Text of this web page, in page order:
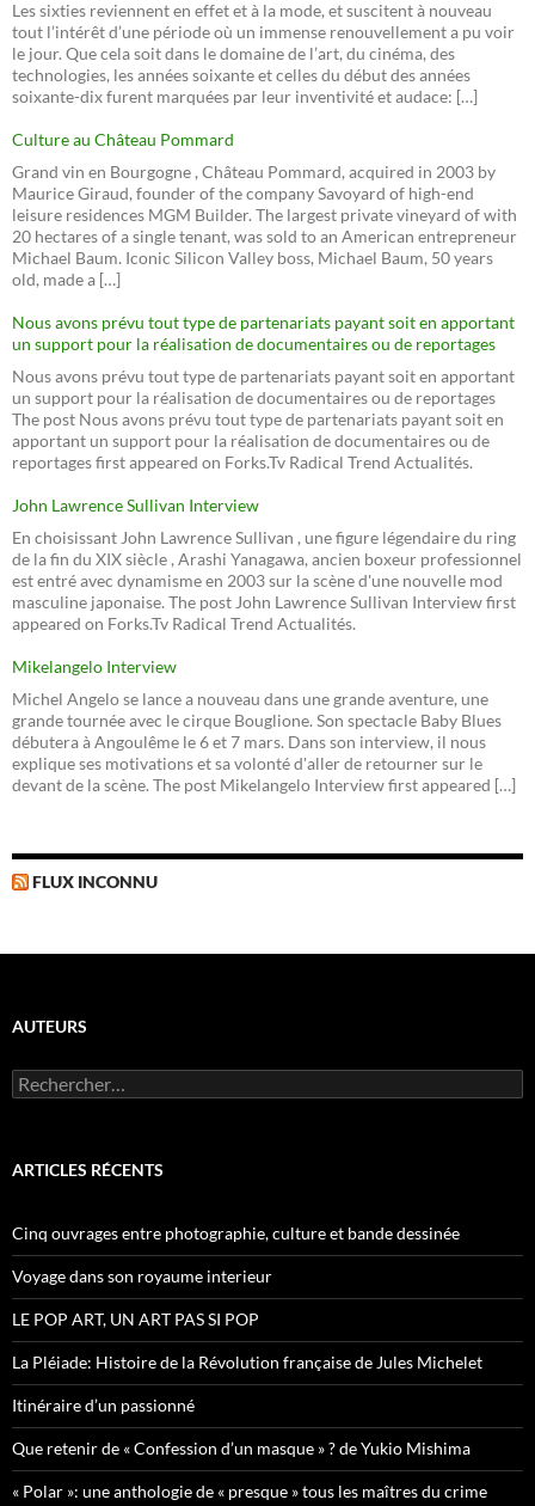
Les sixties reviennent en effet et à la mode, et suscitent à nouveau
tout l’intérêt d’une période où un immense renouvellement a pu voir
le jour. Que cela soit dans le domaine de l’art, du cinéma, des
technologies, les années soixante et celles du début des années
soixante-dix furent marquées par leur inventivité et audace: […]
Culture au Château Pommard
Grand vin en Bourgogne , Château Pommard, acquired in 2003 by
Maurice Giraud, founder of the company Savoyard of high-end
leisure residences MGM Builder. The largest private vineyard of with
20 hectares of a single tenant, was sold to an American entrepreneur
Michael Baum. Iconic Silicon Valley boss, Michael Baum, 50 years
old, made a […]
Nous avons prévu tout type de partenariats payant soit en apportant
un support pour la réalisation de documentaires ou de reportages
Nous avons prévu tout type de partenariats payant soit en apportant
un support pour la réalisation de documentaires ou de reportages
The post Nous avons prévu tout type de partenariats payant soit en
apportant un support pour la réalisation de documentaires ou de
reportages first appeared on Forks.Tv Radical Trend Actualités.
John Lawrence Sullivan Interview
En choisissant John Lawrence Sullivan , une figure légendaire du ring
de la fin du XIX siècle , Arashi Yanagawa, ancien boxeur professionnel
est entré avec dynamisme en 2003 sur la scène d'une nouvelle mod
masculine japonaise. The post John Lawrence Sullivan Interview first
appeared on Forks.Tv Radical Trend Actualités.
Mikelangelo Interview
Michel Angelo se lance a nouveau dans une grande aventure, une
grande tournée avec le cirque Bouglione. Son spectacle Baby Blues
débutera à Angoulême le 6 et 7 mars. Dans son interview, il nous
explique ses motivations et sa volonté d'aller de retourner sur le
devant de la scène. The post Mikelangelo Interview first appeared […]
FLUX INCONNU
AUTEURS
R
e
e
h
e
r
:
ARTICLES RÉCENTS
Cinq ouvrages entre photographie, culture et bande dessinée
Voyage dans son royaume interieur
LE POP ART, UN ART PAS SI POP
La Pléiade: Histoire de la Révolution française de Jules Michelet
Itinéraire d’un passionné
Que retenir de « Confession d’un masque » ? de Yukio Mishima
« Polar »: une anthologie de « presque » tous les maîtres du crime